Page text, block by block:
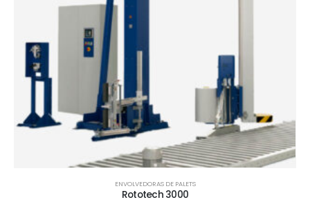
ENVOLVEDORAS DE PALETS
Rototech 3000